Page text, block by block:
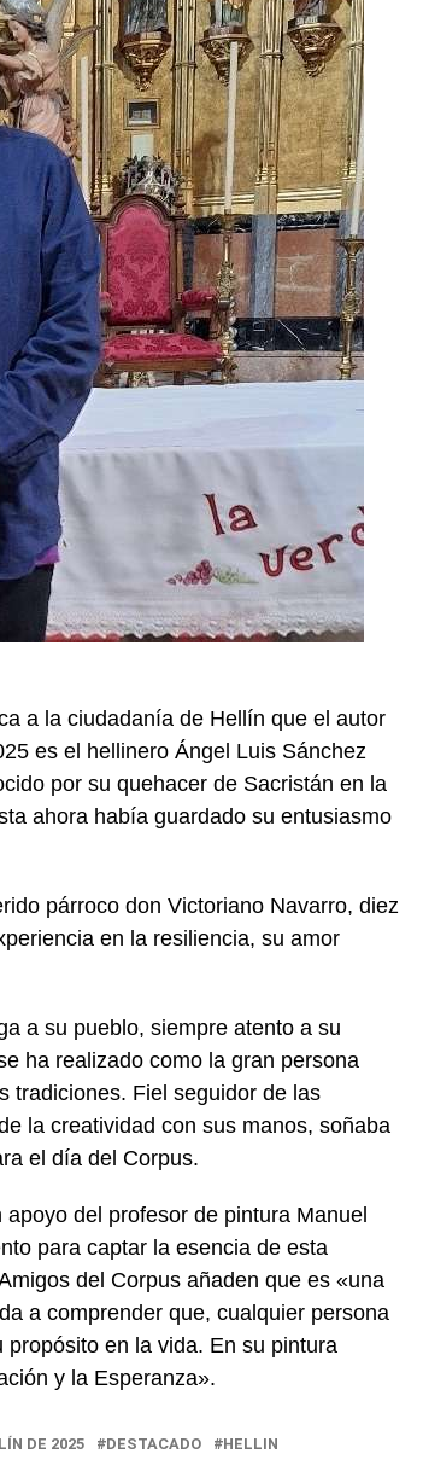
a la ciudadanía de Hellín que el autor
es el hellinero Ángel Luis Sánchez
por su quehacer de Sacristán en la
ahora había guardado su entusiasmo
párroco don Victoriano Navarro, diez
en la resiliencia, su amor
a su pueblo, siempre atento a su
ha realizado como la gran persona
tradiciones. Fiel seguidor de las
la creatividad con sus manos, soñaba
el día del Corpus.
del profesor de pintura Manuel
para captar la esencia de esta
del Corpus añaden que es «una
a comprender que, cualquier persona
en la vida. En su pintura
y la Esperanza».
DE 2025 DESTACADO
HELLIN